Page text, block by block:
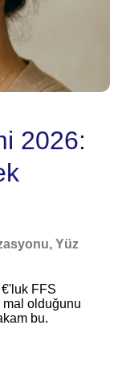
2026:
, Yüz
FFS
olduğunu
bu.